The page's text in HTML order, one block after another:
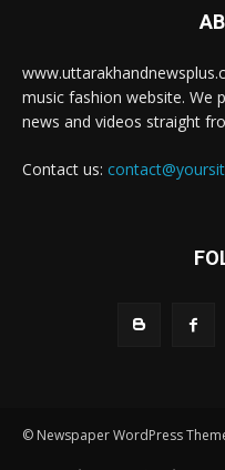
music fashion website. We
news and videos straight
Contact us:
© Newspaper WordPress